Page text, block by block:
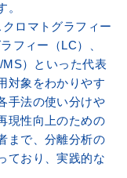
ロマトグラフィー
フィー（LC）、
）といった代表
対象をわかりやす
手法の使い分けや
現性向上のための
まで、分離分析の
ており、実践的な